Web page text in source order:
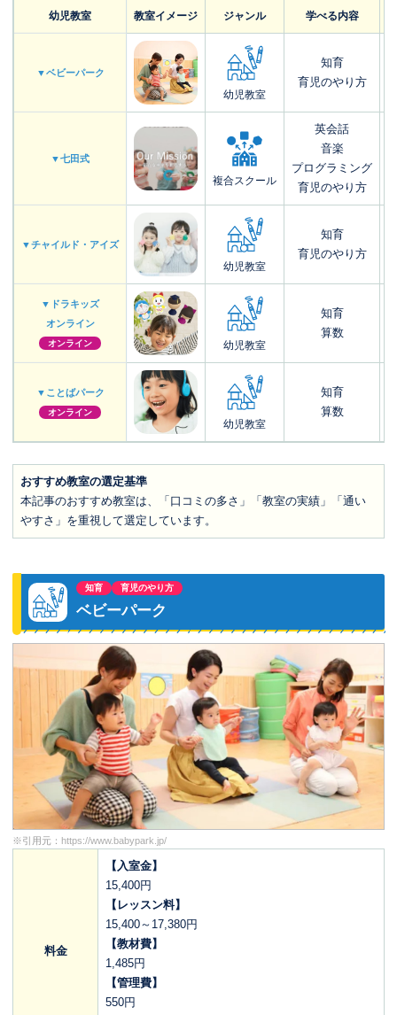
幼児教室 教室イメージ ジャンル 学べる内容
▼ベビーパーク
幼児教室
知育
育児のやり方
▼七田式
複合スクール
英会話
音楽
プログラミング
育児のやり方
▼チャイルド・アイズ
幼児教室
知育
育児のやり方
▼ドラキッズ
オンライン
オンライン 幼児教室
知育
算数
▼ことばパーク
オンライン
幼児教室
知育
算数
おすすめ教室の選定基準
本記事のおすすめ教室は、「口コミの多さ」「教室の実績」「通い
やすさ」を重視して選定しています。
知育 育児のやり方
ベビーパーク
※引用元： https://www.babypark.jp/
料金
【入室金】
15,400円
【レッスン料】
15,400～17,380円
【教材費】
1,485円
【管理費】
550円